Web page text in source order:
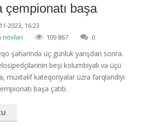
çempionatı başa
2023, 16:23
növləri
109 867 0
şəhərində üç günlük yarışdan sonra.
beşi kolumbiyalı və üçü
müxtəlif kateqoriyalar üzrə fərqləndiyi
başa çatıb.